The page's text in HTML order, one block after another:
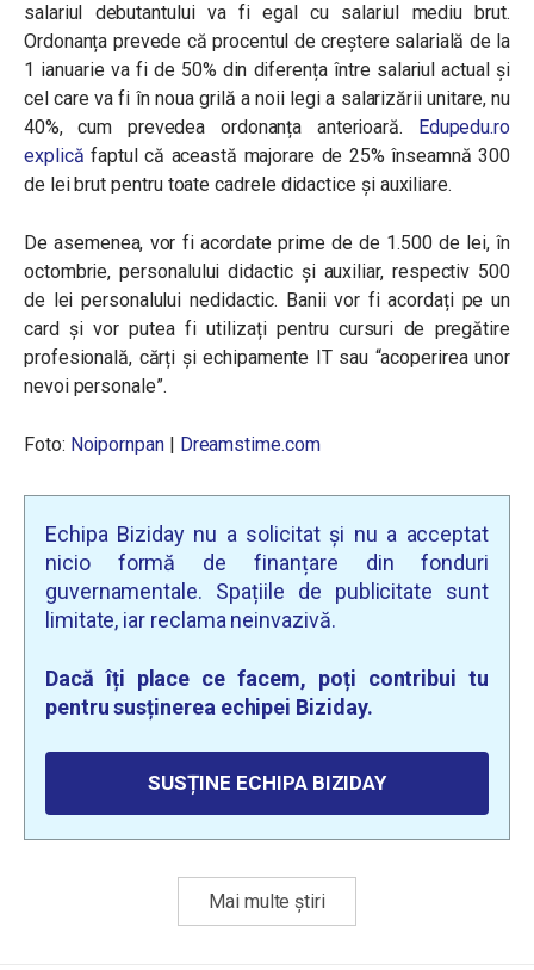
salariul debutantului va fi egal cu salariul mediu brut.
Ordonanța prevede că procentul de creștere salarială de la
1 ianuarie va fi de 50% din diferența între salariul actual și
cel care va fi în noua grilă a noii legi a salarizării unitare, nu
40%, cum prevedea ordonanța anterioară. Edupedu.ro
explică faptul că această majorare de 25% înseamnă 300
de lei brut pentru toate cadrele didactice și auxiliare.
De asemenea, vor fi acordate prime de de 1.500 de lei, în
octombrie, personalului didactic și auxiliar, respectiv 500
de lei personalului nedidactic. Banii vor fi acordați pe un
card și vor putea fi utilizați pentru cursuri de pregătire
profesională, cărți și echipamente IT sau “acoperirea unor
nevoi personale”.
Foto: Noipornpan| Dreamstime.com
Echipa Biziday nu a solicitat și nu a acceptat
nicio formă de finanțare din fonduri
guvernamentale. Spațiile de publicitate sunt
limitate, iar reclama neinvazivă.
Dacă îți place ce facem, poți contribui tu
pentru susținerea echipei Biziday.
SUSȚINE ECHIPA BIZIDAY
Mai multe știri